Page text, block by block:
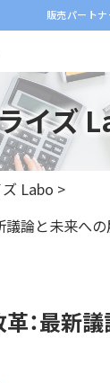
販売パート
イズ
Labo >
議論と未来へ
：最新